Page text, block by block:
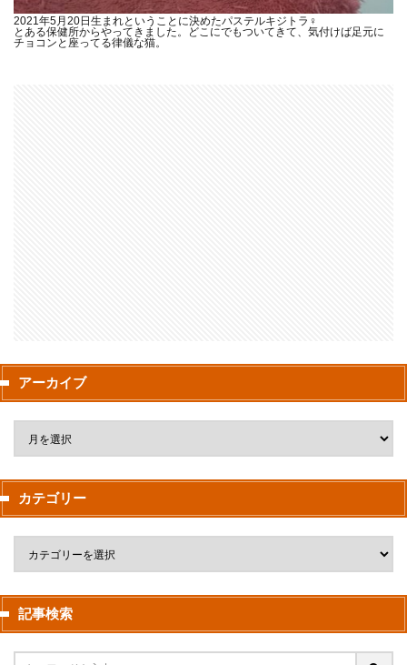
2021年5月20日生まれということに決めたパステルキジトラ♀
とある保健所からやってきました。どこにでもついてきて、気付けば足元に
チョコンと座ってる律儀な猫。
アーカイブ
カテゴリー
記事検索